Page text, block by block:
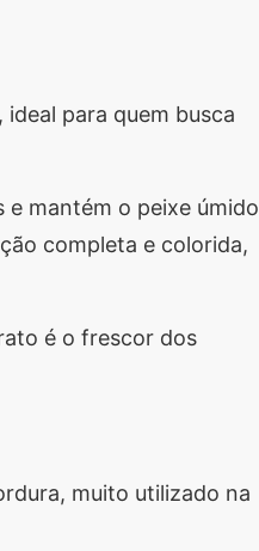
para quem busca
mantém o peixe úmido
completa e colorida,
é o frescor dos
muito utilizado na